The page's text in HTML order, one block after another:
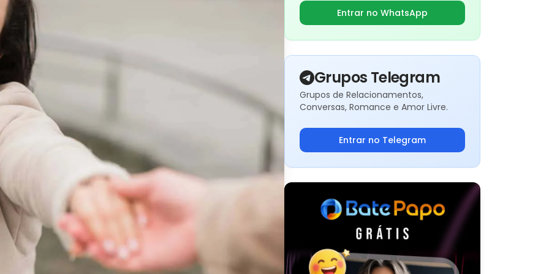
Entrar no WhatsApp
Grupos Telegram
Grupos de Relacionamentos,
Conversas, Romance e Amor Livre.
Entrar no Telegram